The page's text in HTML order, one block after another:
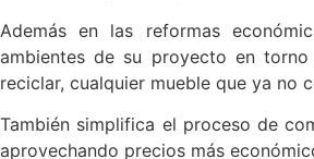
Además en las reformas
ambientes de su proyecto en
reciclar, cualquier mueble que ya no
También simplifica el proceso de
aprovechando precios más